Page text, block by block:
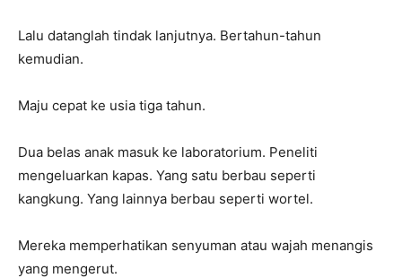
Lalu datanglah tindak lanjutnya. Bertahun-tahun
kemudian.
Maju cepat ke usia tiga tahun.
Dua belas anak masuk ke laboratorium. Peneliti
mengeluarkan kapas. Yang satu berbau seperti
kangkung. Yang lainnya berbau seperti wortel.
Mereka memperhatikan senyuman atau wajah menangis
yang mengerut.